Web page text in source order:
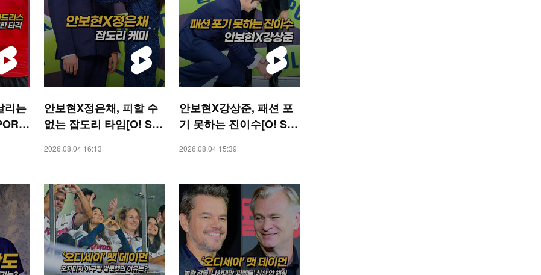
리는
안보현X정은채, 피할 수
없는 잡도리 타임[O! ST
2026.08.04 16:13
안보현X강상준, 패션 포
기 못하는 진이수[O! ST
2026.08.04 15:39